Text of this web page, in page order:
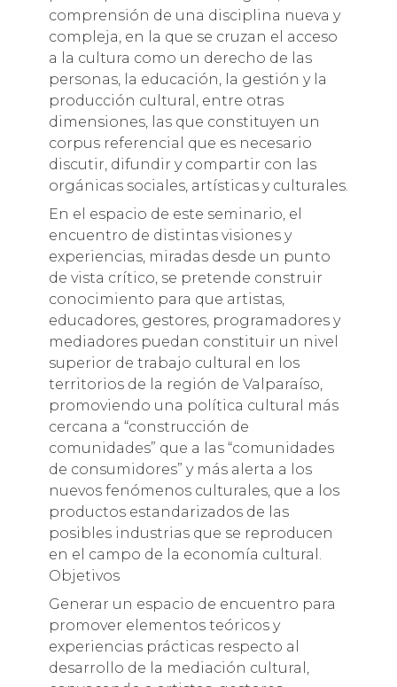
comprensión de una disciplina nueva y
compleja, en la que se cruzan el acceso
a la cultura como un derecho de las
personas, la educación, la gestión y la
producción cultural, entre otras
dimensiones, las que constituyen un
corpus referencial que es necesario
discutir, difundir y compartir con las
orgánicas sociales, artísticas y culturales.
En el espacio de este seminario, el
encuentro de distintas visiones y
experiencias, miradas desde un punto
de vista crítico, se pretende construir
conocimiento para que artistas,
educadores, gestores, programadores y
mediadores puedan constituir un nivel
superior de trabajo cultural en los
territorios de la región de Valparaíso,
promoviendo una política cultural más
cercana a “construcción de
comunidades” que a las “comunidades
de consumidores” y más alerta a los
nuevos fenómenos culturales, que a los
productos estandarizados de las
posibles industrias que se reproducen
en el campo de la economía cultural.
Objetivos
Generar un espacio de encuentro para
promover elementos teóricos y
experiencias prácticas respecto al
desarrollo de la mediación cultural,